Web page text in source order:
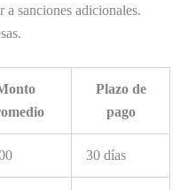
a sanciones adicionales.
Plazo de
pago
30 días